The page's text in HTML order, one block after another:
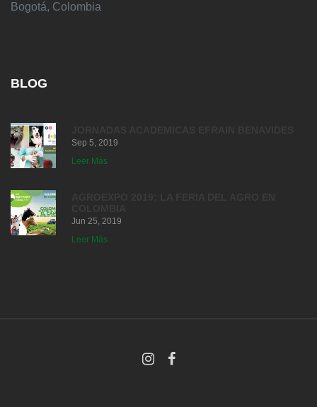
Bogotá, Colombia
BLOG
Sep 5, 2019
Leer Más
Jun 25, 2019
Leer Más